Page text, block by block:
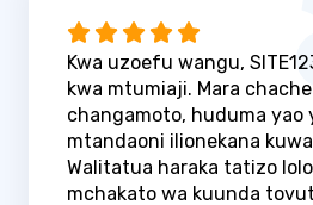
Kwa uzoefu wangu,
kwa mtumiaji. Mara
changamoto, huduma yao
mtandaoni ilionekana
Walitatua haraka tatizo
mchakato wa kuunda